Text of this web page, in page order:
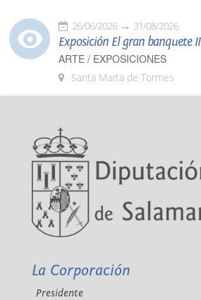
26/06/2026 31/08/2026
Exposición El gran banquete II
ARTE / EXPOSICIONES
Santa Marta de Tormes
La Corporación
Presidente